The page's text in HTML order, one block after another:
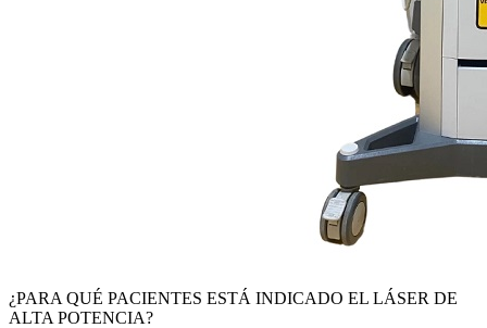
¿PARA QUÉ PACIENTES ESTÁ INDICADO EL LÁSER DE
ALTA POTENCIA?